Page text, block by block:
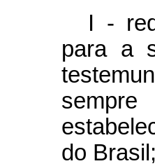
I -
para a
do